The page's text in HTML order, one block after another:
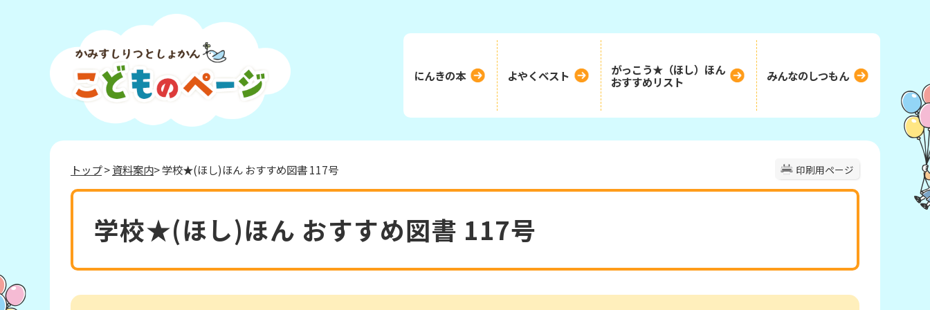
にんきの本 よやくベスト
がっこう★（ほし）ほん
おすすめリスト
みんなのしつもん
印刷用ページ
トップ>資料案内> 学校★(ほし)ほん おすすめ図書 117号
学校★(ほし)ほん おすすめ図書 117号